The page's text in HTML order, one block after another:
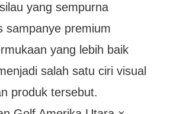
yang sempurna
sampanye premium
yang lebih baik
salah satu ciri visual
produk tersebut.